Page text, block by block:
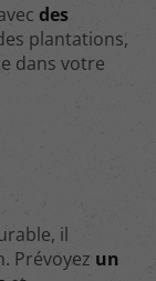
des
plantations,
dans votre
il
Prévoyez un